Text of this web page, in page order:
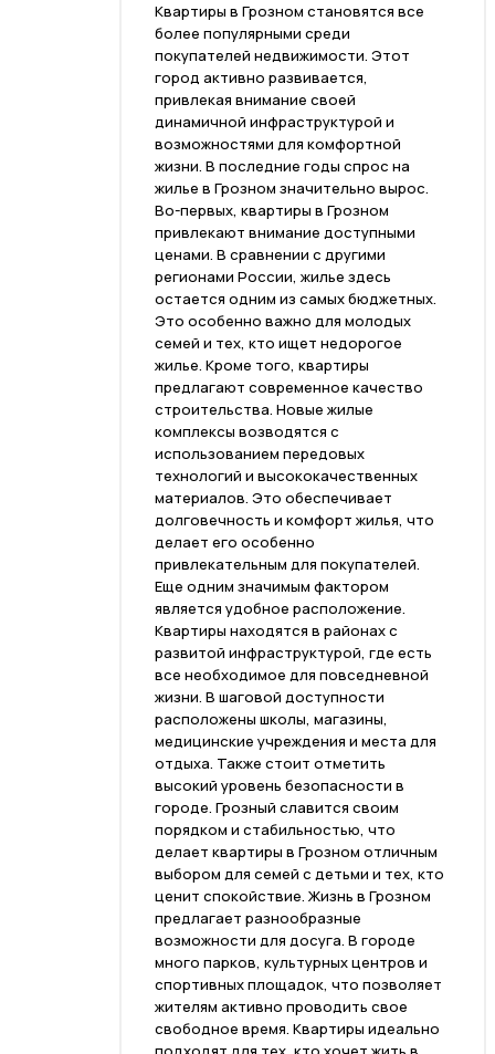
Квартиры в Грозном становятся все
более популярными среди
покупателей недвижимости. Этот
город активно развивается,
привлекая внимание своей
динамичной инфраструктурой и
возможностями для комфортной
жизни. В последние годы спрос на
жилье в Грозном значительно вырос.
Во-первых, квартиры в Грозном
привлекают внимание доступными
ценами. В сравнении с другими
регионами России, жилье здесь
остается одним из самых бюджетных.
Это особенно важно для молодых
семей и тех, кто ищет недорогое
жилье. Кроме того, квартиры
предлагают современное качество
строительства. Новые жилые
комплексы возводятся с
использованием передовых
технологий и высококачественных
материалов. Это обеспечивает
долговечность и комфорт жилья, что
делает его особенно
привлекательным для покупателей.
Еще одним значимым фактором
является удобное расположение.
Квартиры находятся в районах с
развитой инфраструктурой, где есть
все необходимое для повседневной
жизни. В шаговой доступности
расположены школы, магазины,
медицинские учреждения и места для
отдыха. Также стоит отметить
высокий уровень безопасности в
городе. Грозный славится своим
порядком и стабильностью, что
делает квартиры в Грозном отличным
выбором для семей с детьми и тех, кто
ценит спокойствие. Жизнь в Грозном
предлагает разнообразные
возможности для досуга. В городе
много парков, культурных центров и
спортивных площадок, что позволяет
жителям активно проводить свое
свободное время. Квартиры идеально